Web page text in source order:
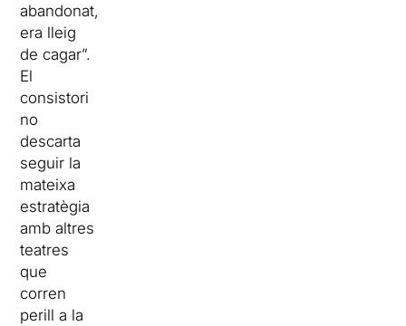
abandonat,
era lleig
de cagar”.
El
consistori
no
descarta
seguir la
mateixa
estratègia
amb altres
teatres
que
corren
perill a la